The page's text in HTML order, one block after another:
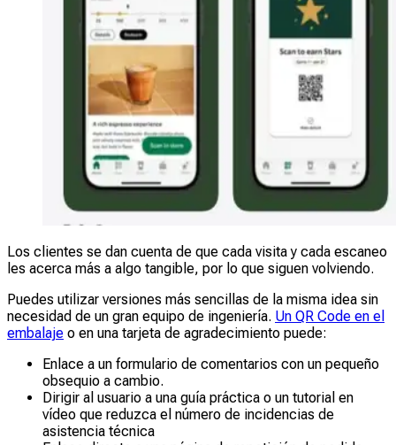
Los clientes se dan cuenta de que cada visita y cada escaneo
les acerca más a algo tangible, por lo que siguen volviendo.
Puedes utilizar versiones más sencillas de la misma idea sin
necesidad de un gran equipo de ingeniería. Un QR Code en el
embalaje o en una tarjeta de agradecimiento puede:
Enlace a un formulario de comentarios con un pequeño
obsequio a cambio.
Dirigir al usuario a una guía práctica o un tutorial en
vídeo que reduzca el número de incidencias de
asistencia técnica